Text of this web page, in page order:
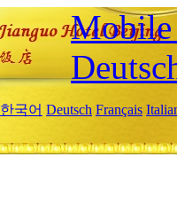
Mobile
한국어 Deutsch Français